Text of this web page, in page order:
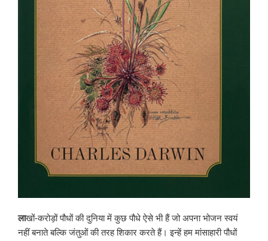
लाखों-करोड़ों पौधों की दुनिया में कुछ पौधे ऐसे भी हैं जो अपना भोजन स्वयं
नहीं बनाते बल्कि जंतुओं की तरह शिकार करते हैं। इन्हें हम मांसाहारी पौधों